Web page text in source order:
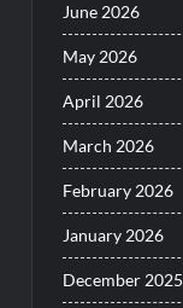
June 2026
May 2026
April 2026
March 2026
February 2026
January 2026
December 2025